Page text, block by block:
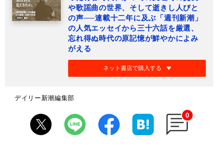
や歌謡曲の世界、そして逝きし人びと
の声──連載十二年に及ぶ「週刊新潮」
の人気エッセイから三十六話を厳選、
忘れ得ぬ時代の原記憶が鮮やかによみ
がえる
ネット書店で購入する
デイリー新潮編集部
0